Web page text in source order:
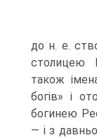
до н. е.
столицею
також
богів» і
богинею
— і з